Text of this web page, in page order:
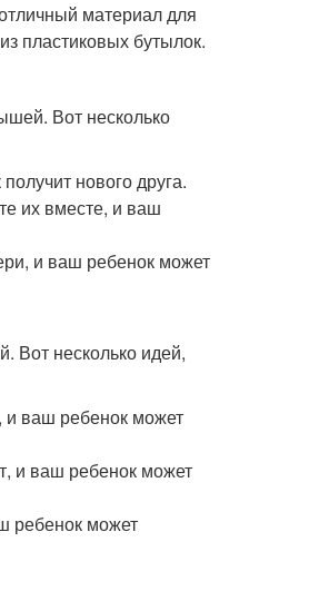
материал для
пластиковых бутылок.
Вот несколько
нового друга.
их вместе, и ваш
и ваш ребенок может
Вот несколько идей,
и ваш ребенок может
и ваш ребенок может
ребенок может